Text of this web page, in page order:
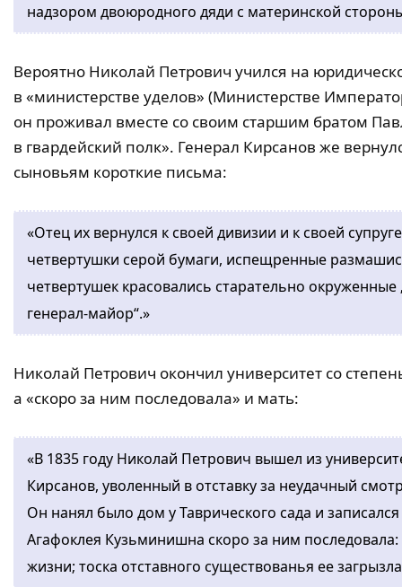
надзором двоюродного дяди с материнской
Вероятно Николай Петрович учился на
в «министерстве уделов» (Министерстве
он проживал вместе со своим старшим братом
в гвардейский полк». Генерал Кирсанов же
сыновьям короткие письма:
«Отец их вернулся к своей дивизии и к своей
четвертушки серой бумаги, испещренные
четвертушек красовались старательно
генерал-майор“.»
Николай Петрович окончил университет со
а «скоро за ним последовала» и мать:
«В 1835 году Николай Петрович вышел из
Кирсанов, уволенный в отставку за неудачный
Он нанял было дом у Таврического сада и
Агафоклея Кузьминишна скоро за ним
жизни; тоска отставного существованья ее